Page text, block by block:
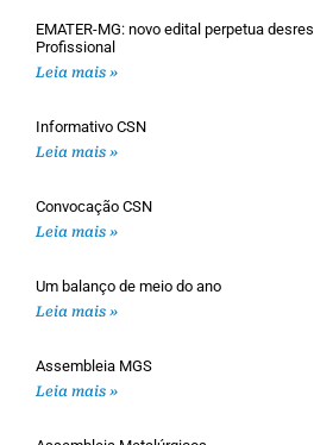
EMATER-MG: novo edital perpetua
Profissional
Leia mais »
Informativo CSN
Leia mais »
Convocação CSN
Leia mais »
Um balanço de meio do ano
Leia mais »
Assembleia MGS
Leia mais »